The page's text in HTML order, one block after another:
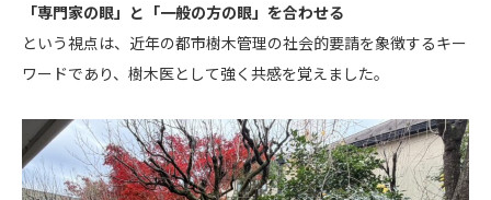
「専門家の眼」と「一般の方の眼」を合わせる
という視点は、近年の都市樹木管理の社会的要請を象徴するキー
ワードであり、樹木医として強く共感を覚えました。